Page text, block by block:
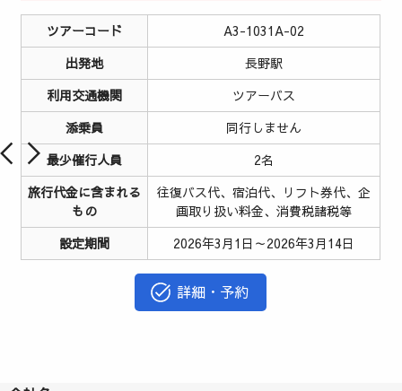
ツアーコード
A3-1031A-02
出発地
長野駅
利用交通機関
ツアーバス
添乗員
同行しません
最少催行人員
2名
旅行代金に含まれる
もの
往復バス代、宿泊代、リフト券代、企
画取り扱い料金、消費税諸税等
設定期間
2026年3月1日～2026年3月14日
詳細・予約